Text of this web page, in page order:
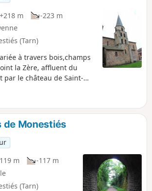
+218 m
-223 m
(Tarn)
à travers bois,champs
la Zère, affluent du
par le château de Saint-
médiévaux offrent un
: Monesties, l'un des
de France et Salles-sur-
maisons de grès
de Monestiés
m
-117 m
(Tarn)